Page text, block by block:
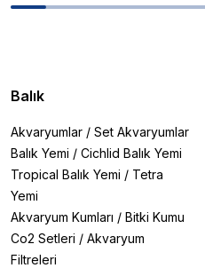
Balık
Akvaryumlar / Set Akvaryumlar
Balık Yemi / Cichlid Balık Yemi
Tropical Balık Yemi / Tetra
Yemi
Akvaryum Kumları / Bitki Kumu
Co2 Setleri / Akvaryum
Filtreleri